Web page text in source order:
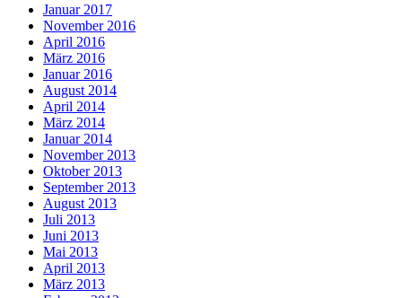
Januar 2017
November 2016
April 2016
März 2016
Januar 2016
August 2014
April 2014
März 2014
Januar 2014
November 2013
Oktober 2013
September 2013
August 2013
Juli 2013
Juni 2013
Mai 2013
April 2013
März 2013